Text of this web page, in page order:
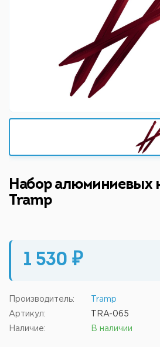
Набор алюминиевых
Tramp
1 530 ₽
Производитель: Tramp
Артикул: TRA-065
Наличие: В наличии